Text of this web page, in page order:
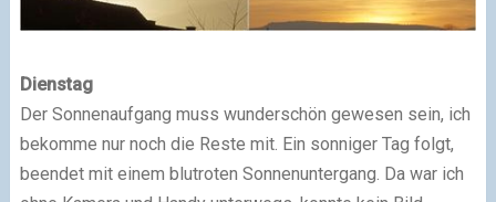
Dienstag
Der Sonnenaufgang muss wunderschön gewesen sein, ich
bekomme nur noch die Reste mit. Ein sonniger Tag folgt,
beendet mit einem blutroten Sonnenuntergang. Da war ich